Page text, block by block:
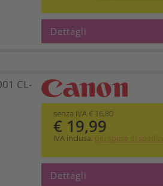
Dettagli
CL-
senza IVA € 16,80
€ 19,99
IVA inclusa. più spese di
Dettagli